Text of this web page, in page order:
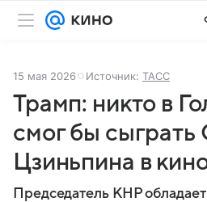
15 мая 2026 Источник: ТАСС
Трамп: никто в
смог бы сыграть
Цзиньпина в
Председатель КНР